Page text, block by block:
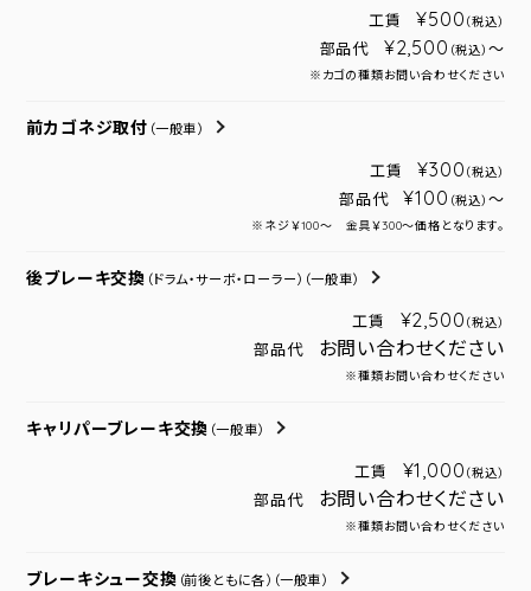
工賃 ¥500 （税込）
部品代 ¥2,500 （税込） ～
※カゴの種類お問い合わせください
前カゴネジ取付 （一般車）
工賃 ¥300 （税込）
部品代 ¥100 （税込） ～
※ネジ￥100～ 金具￥300～価格となります。
後ブレーキ交換 （ドラム・サーボ・ローラー） （一般車）
工賃 ¥2,500 （税込）
部品代 お問い合わせください
※種類お問い合わせください
キャリパーブレーキ交換 （一般車）
工賃 ¥1,000 （税込）
部品代 お問い合わせください
※種類お問い合わせください
ブレーキシュー交換 （前後ともに各） （一般車）